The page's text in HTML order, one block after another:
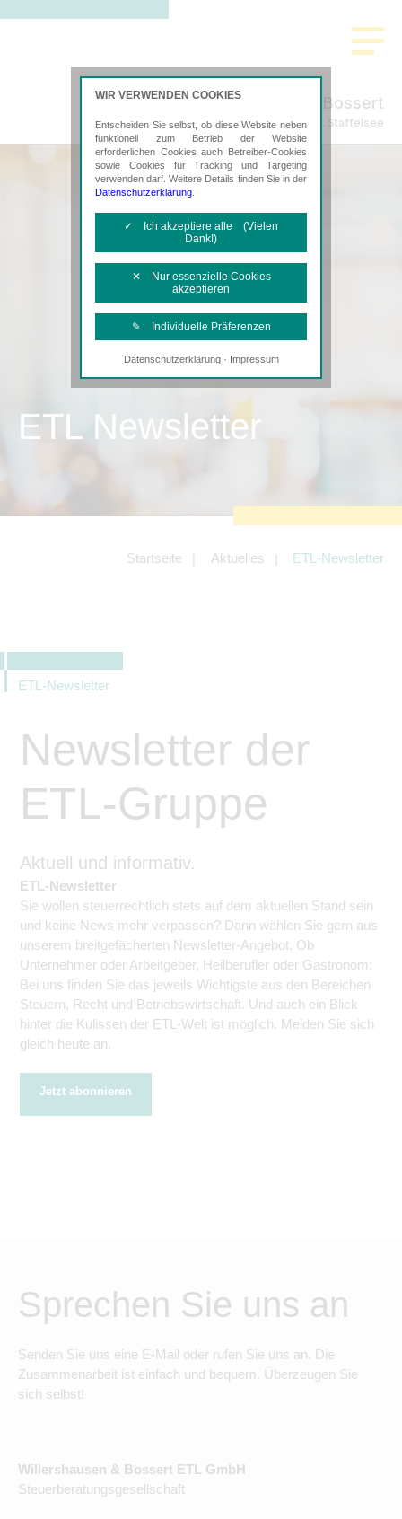
Willershausen & Bossert
Steuerberatung in Murnau a. Staffelsee
ETL Newsletter
Startseite Aktuelles ETL-Newsletter
ETL-Newsletter
Newsletter der
ETL-Gruppe
Aktuell und informativ.
ETL-Newsletter
Sie wollen steuerrechtlich stets auf dem aktuellen Stand sein
und keine News mehr verpassen? Dann wählen Sie gern aus
unserem breitgefächerten Newsletter-Angebot. Ob
Unternehmer oder Arbeitgeber, Heilberufler oder Gastronom:
Bei uns finden Sie das jeweils Wichtigste aus den Bereichen
Steuern, Recht und Betriebswirtschaft. Und auch ein Blick
hinter die Kulissen der ETL-Welt ist möglich. Melden Sie sich
gleich heute an.
Jetzt abonnieren
Sprechen Sie uns an
Senden Sie uns eine E-Mail oder rufen Sie uns an. Die
Zusammenarbeit ist einfach und bequem. Überzeugen Sie
sich selbst!
Willershausen & Bossert ETL GmbH
Steuerberatungsgesellschaft
WIR VERWENDEN COOKIES
Entscheiden Sie selbst, ob diese Website neben
funktionell zum Betrieb der Website
erforderlichen Cookies auch Betreiber-Cookies
sowie Cookies für Tracking und Targeting
verwenden darf. Weitere Details finden Sie in der
Datenschutzerklärung
✓ Ich akzeptiere alle (Vielen
Dank!)
✕ Nur essenzielle Cookies
akzeptieren
✎ Individuelle Präferenzen
Notwendige Cookies
Diese Cookies sind erforderlich, um die
Tracking- und Targeting-Cookies
Angebotes einschließlich der
Angeboten von z.B. Facebook und
LinkedIn.
Datenschutzerklärung· Impressum